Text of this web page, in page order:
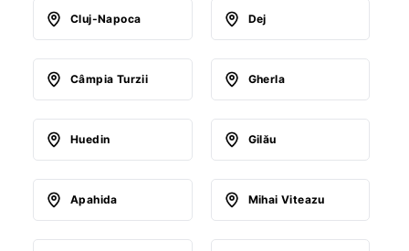
Cluj-Napoca Dej
Câmpia Turzii Gherla
Huedin Gilău
Apahida Mihai Viteazu